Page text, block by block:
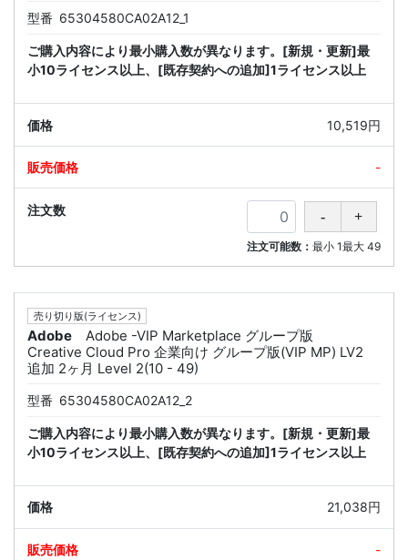
型番 65304580CA02A12_1
ご購入内容により最小購入数が異なります。[新規・更新]最
小10ライセンス以上、[既存契約への追加]1ライセンス以上
10,519円
-
注文可能数： 最小 1最大 49
売り切り版(ライセンス)
Adobe
Adobe -VIP Marketplace グループ版
Creative Cloud Pro 企業向け グループ版(VIP MP) LV2
追加 2ヶ月 Level 2(10 - 49)
型番 65304580CA02A12_2
ご購入内容により最小購入数が異なります。[新規・更新]最
小10ライセンス以上、[既存契約への追加]1ライセンス以上
21,038円
-